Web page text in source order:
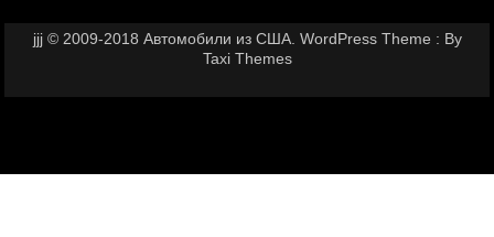
jjj © 2009-2018 Автомобили из США. WordPress Theme : By
Taxi Themes